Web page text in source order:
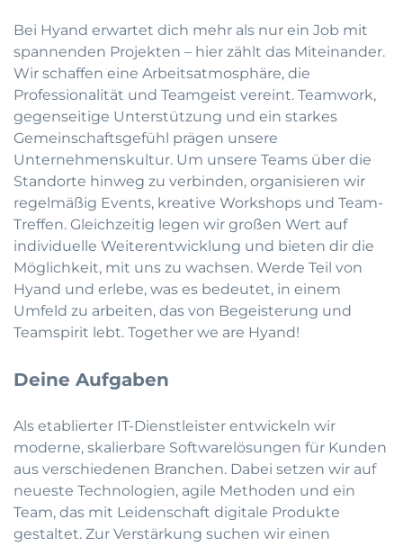
Bei Hyand erwartet dich mehr als nur ein Job mit
spannenden Projekten – hier zählt das Miteinander.
Wir schaffen eine Arbeitsatmosphäre, die
Professionalität und Teamgeist vereint. Teamwork,
gegenseitige Unterstützung und ein starkes
Gemeinschaftsgefühl prägen unsere
Unternehmenskultur. Um unsere Teams über die
Standorte hinweg zu verbinden, organisieren wir
regelmäßig Events, kreative Workshops und Team-
Treffen. Gleichzeitig legen wir großen Wert auf
individuelle Weiterentwicklung und bieten dir die
Möglichkeit, mit uns zu wachsen. Werde Teil von
Hyand und erlebe, was es bedeutet, in einem
Umfeld zu arbeiten, das von Begeisterung und
Teamspirit lebt. Together we are Hyand!
Deine Aufgaben
Als etablierter IT-Dienstleister entwickeln wir
moderne, skalierbare Softwarelösungen für Kunden
aus verschiedenen Branchen. Dabei setzen wir auf
neueste Technologien, agile Methoden und ein
Team, das mit Leidenschaft digitale Produkte
gestaltet. Zur Verstärkung suchen wir einen